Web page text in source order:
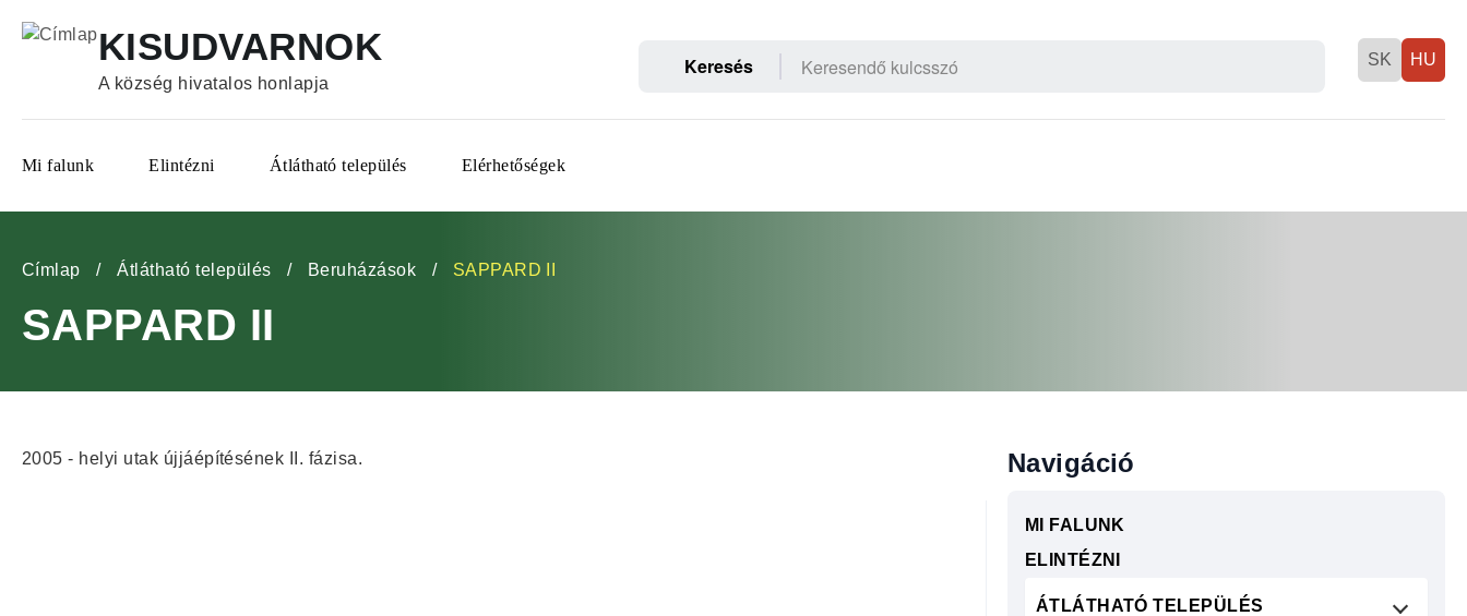
KISUDVARNOK
A község hivatalos honlapja
SK HU
Keresés
Fő
Mi falunk Elintézni Átlátható település Elérhetőségek
Morzsa
Címlap Átlátható település Beruházások SAPPARD II
SAPPARD II
2005 - helyi utak újjáépítésének II. fázisa. Navigáció
MI FALUNK
ELINTÉZNI
ÁTLÁTHATÓ TELEPÜLÉS